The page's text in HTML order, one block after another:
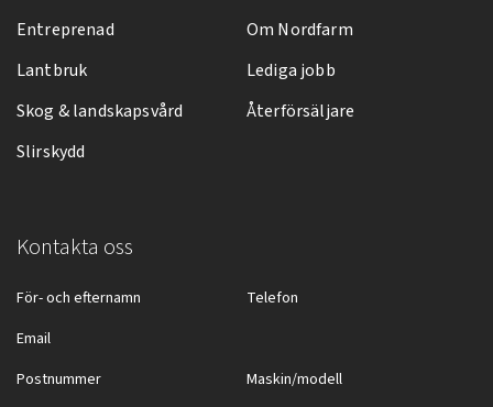
Entreprenad
Lantbruk
Skog & landskapsvård
Slirskydd
Om Nordfarm
Lediga jobb
Återförsäljare
Kontakta oss